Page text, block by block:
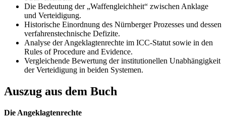
Die Bedeutung der „Waffengleichheit“ zwischen Anklage
und Verteidigung.
Historische Einordnung des Nürnberger Prozesses und dessen
verfahrenstechnische Defizite.
Analyse der Angeklagtenrechte im ICC-Statut sowie in den
Rules of Procedure and Evidence.
Vergleichende Bewertung der institutionellen Unabhängigkeit
der Verteidigung in beiden Systemen.
Auszug aus dem Buch
Die Angeklagtenrechte